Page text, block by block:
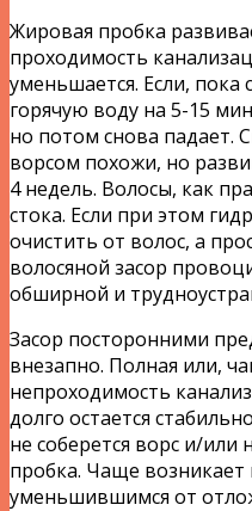
Жировая пробка
проходимость
уменьшается. Если, пока
горячую воду на 5-15
но потом снова падает.
ворсом похожи, но
4 недель. Волосы, как
стока. Если при этом
очистить от волос, а
волосяной засор
обширной и
Засор посторонними
внезапно. Полная или,
непроходимость
долго остается
не соберется ворс и/или
пробка. Чаще возникает
уменьшившимся от